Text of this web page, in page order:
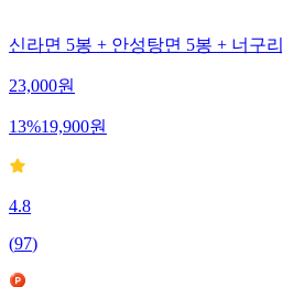
신라면 5봉 + 안성탕면 5봉 + 너구
23,000원
13%19,900원
4.8
(97)